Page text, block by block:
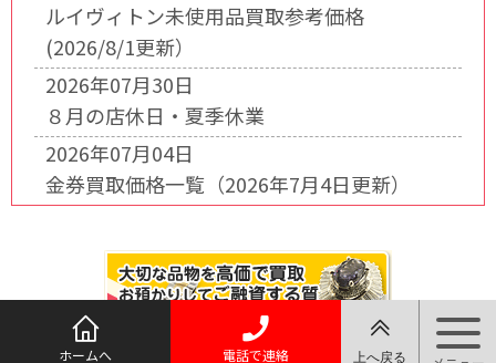
ルイヴィトン未使用品買取参考価格
(2026/8/1更新）
2026年07月30日
８月の店休日・夏季休業
2026年07月04日
金券買取価格一覧（2026年7月4日更新）
ホームへ 電話で連絡